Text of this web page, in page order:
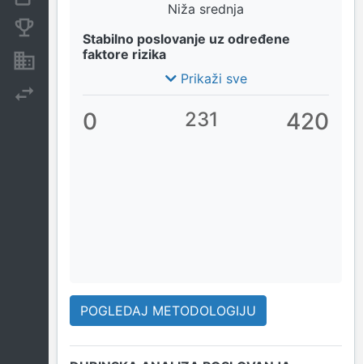
Nekretnine i imovina
Niža srednja
Stabilno poslovanje uz određene
faktore rizika
Prikaži sve
0 231 420
POGLEDAJ METODOLOGIJU